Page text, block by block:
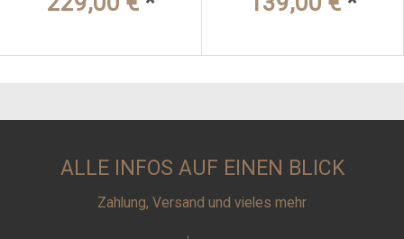
ALLE INFOS AUF EINEN BLICK
Zahlung, Versand und vieles mehr